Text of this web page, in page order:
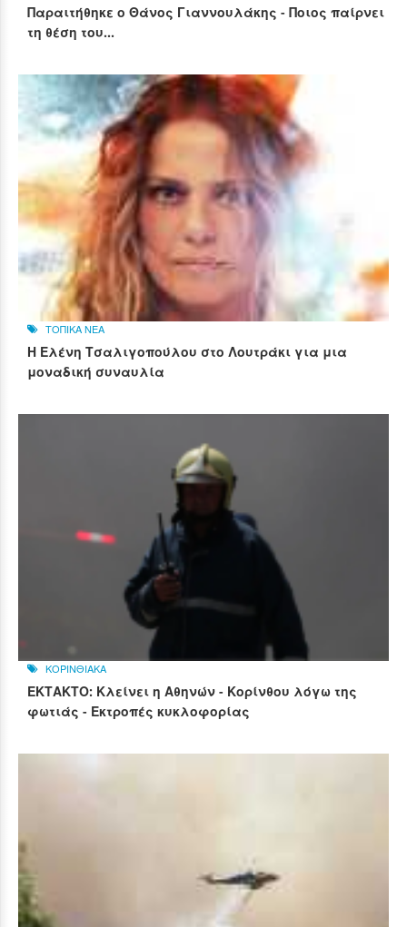
Παραιτήθηκε ο Θάνος Γιαννουλάκης - Ποιος παίρνει
τη θέση του...
ΤΟΠΙΚΑ ΝΕΑ
Η Ελένη Τσαλιγοπούλου στο Λουτράκι για μια
μοναδική συναυλία
ΚΟΡΙΝΘΙΑΚΑ
ΕΚΤΑΚΤΟ: Κλείνει η Αθηνών - Κορίνθου λόγω της
φωτιάς - Εκτροπές κυκλοφορίας